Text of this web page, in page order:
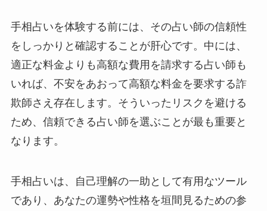
手相占いを体験する前には、その占い師の信頼性
をしっかりと確認することが肝心です。中には、
適正な料金よりも高額な費用を請求する占い師も
いれば、不安をあおって高額な料金を要求する詐
欺師さえ存在します。そういったリスクを避ける
ため、信頼できる占い師を選ぶことが最も重要と
なります。
手相占いは、自己理解の一助として有用なツール
であり、あなたの運勢や性格を垣間見るための参